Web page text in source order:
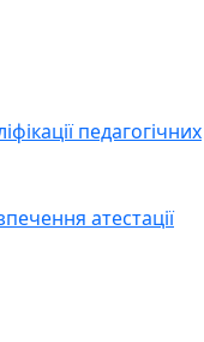
педагогічних
атестації